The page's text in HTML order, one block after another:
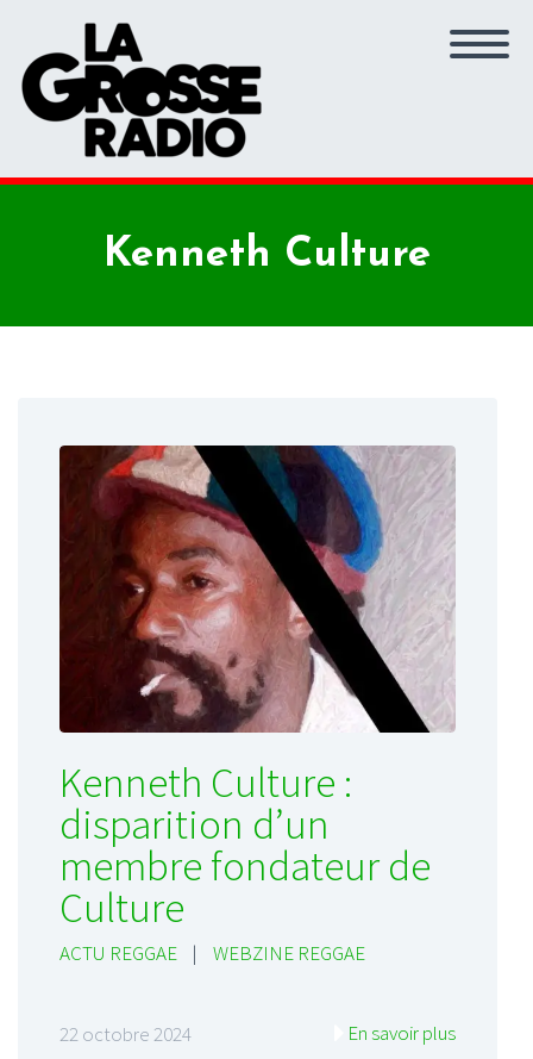
Kenneth Culture
Kenneth Culture :
disparition d’un
membre fondateur de
Culture
ACTU REGGAE | WEBZINE REGGAE
22 octobre 2024 En savoir plus